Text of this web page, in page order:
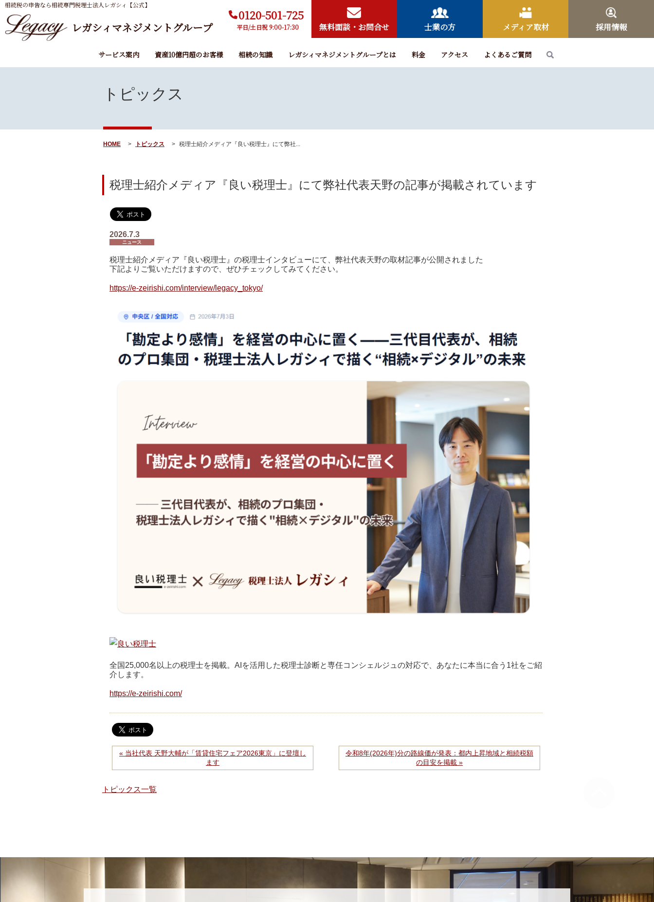
相続税の申告なら相続専門税理士法人レガシィ【公式】
レガシィマネジメントグループ
0120-501-725
平日/土日祝 9:00-17:30 無料面談・お問合せ 士業の方 メディア取材 採用情報
サービス案内 資産10億円超のお客様 相続の知識 レガシィマネジメントグループとは 料金 アクセス よくあるご質問
トピックス
HOME トピックス 税理士紹介メディア『良い税理士』にて弊社...
税理士紹介メディア『良い税理士』にて弊社代表天野の記事が掲載されています
2026.7.3
ニュース
税理士紹介メディア『良い税理士』の税理士インタビューにて、弊社代表天野の取材記事が公開されました
下記よりご覧いただけますので、ぜひチェックしてみてください。
https://e-zeirishi.com/interview/legacy_tokyo/
全国25,000名以上の税理士を掲載。AIを活用した税理士診断と専任コンシェルジュの対応で、あなたに本当に合う1社をご紹
介します。
https://e-zeirishi.com/
« 当社代表 天野大輔が「賃貸住宅フェア2026東京」に登壇し
ます
令和8年(2026年)分の路線価が発表：都内上昇地域と相続税額
の目安を掲載 »
トピックス一覧